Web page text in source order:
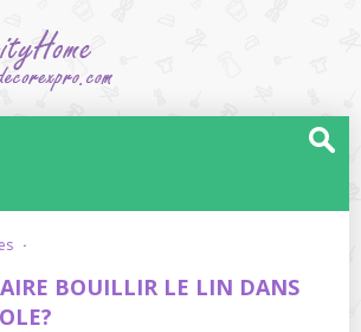
·
BOUILLIR LE LIN DANS